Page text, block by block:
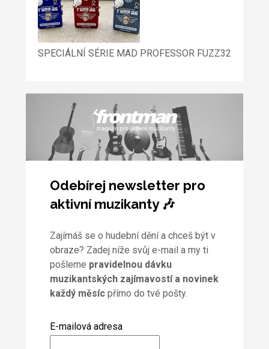
SPECIÁLNÍ SÉRIE MAD PROFESSOR FUZZ32
Odebírej newsletter pro
aktivní muzikanty 🎶
Zajímáš se o hudební dění a chceš být v
obraze? Zadej níže svůj e-mail a my ti
pošleme pravidelnou dávku
muzikantských zajímavostí a novinek
každý měsícpřímo do tvé pošty.
E-mailová adresa